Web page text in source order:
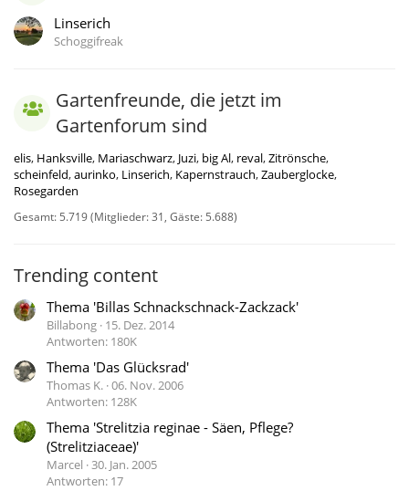
Linserich
Schoggifreak
Gartenfreunde, die jetzt im
Gartenforum sind
elis Hanksville Mariaschwarz Juzi big Al reval Zitrönsche
scheinfeld aurinko Linserich Kapernstrauch Zauberglocke
Rosegarden
Gesamt: 5.719 (Mitglieder: 31, Gäste: 5.688)
Trending content
Thema 'Billas Schnackschnack-Zackzack'
Billabong 15. Dez. 2014
Antworten: 180K
Thema 'Das Glücksrad'
Thomas K. 06. Nov. 2006
Antworten: 128K
Thema 'Strelitzia reginae - Säen, Pflege?
(Strelitziaceae)'
Marcel 30. Jan. 2005
Antworten: 17